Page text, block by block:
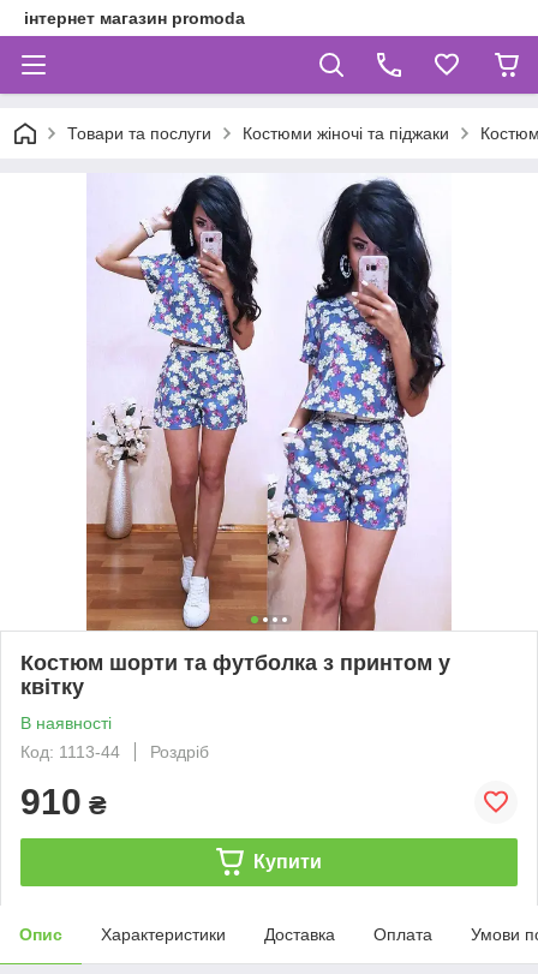
інтернет магазин promoda
Товари та послуги Костюми жіночі та піджаки
Костюм шорти та футболка з принтом у
квітку
В наявності
Код: 1113-44
Роздріб
910 ₴
Купити
Опис Характеристики Доставка Оплата Умови